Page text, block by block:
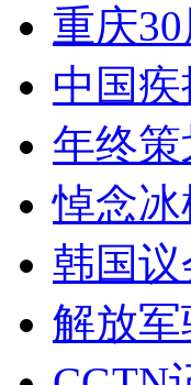
重庆
中国
年终策
悼念
韩国
解放